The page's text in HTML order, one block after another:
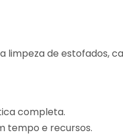
limpeza de estofados,
completa.
tempo e recursos.